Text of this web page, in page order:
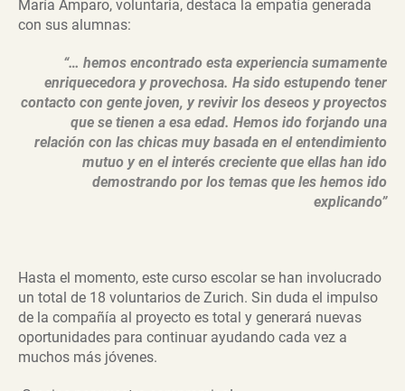
María Amparo, voluntaria, destaca la empatía generada
con sus alumnas:
“… hemos encontrado esta experiencia sumamente
enriquecedora y provechosa. Ha sido estupendo tener
contacto con gente joven, y revivir los deseos y proyectos
que se tienen a esa edad. Hemos ido forjando una
relación con las chicas muy basada en el entendimiento
mutuo y en el interés creciente que ellas han ido
demostrando por los temas que les hemos ido
explicando”
Hasta el momento, este curso escolar se han involucrado
un total de 18 voluntarios de Zurich. Sin duda el impulso
de la compañía al proyecto es total y generará nuevas
oportunidades para continuar ayudando cada vez a
muchos más jóvenes.